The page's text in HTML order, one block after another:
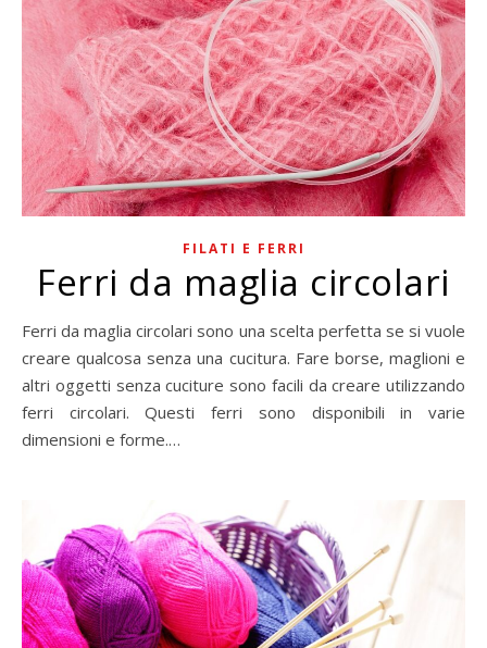
FILATI E FERRI
Ferri da maglia circolari
Ferri da maglia circolari sono una scelta perfetta se si vuole
creare qualcosa senza una cucitura. Fare borse, maglioni e
altri oggetti senza cuciture sono facili da creare utilizzando
ferri circolari. Questi ferri sono disponibili in varie
dimensioni e forme.…